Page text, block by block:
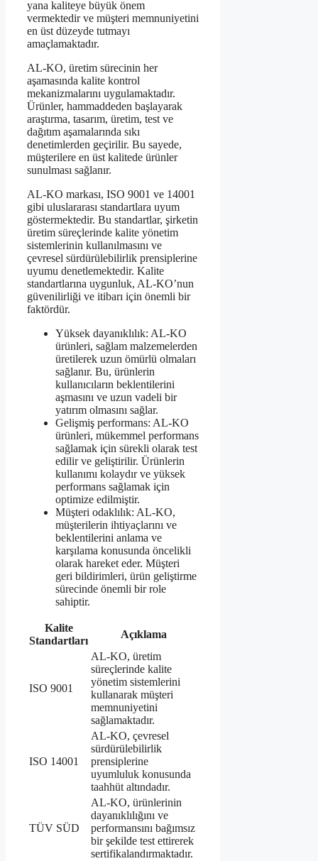
yana kaliteye büyük önem
vermektedir ve müşteri memnuniyetini
en üst düzeyde tutmayı
amaçlamaktadır.
AL-KO, üretim sürecinin her
aşamasında kalite kontrol
mekanizmalarını uygulamaktadır.
Ürünler, hammaddeden başlayarak
araştırma, tasarım, üretim, test ve
dağıtım aşamalarında sıkı
denetimlerden geçirilir. Bu sayede,
müşterilere en üst kalitede ürünler
sunulması sağlanır.
AL-KO markası, ISO 9001 ve 14001
gibi uluslararası standartlara uyum
göstermektedir. Bu standartlar, şirketin
üretim süreçlerinde kalite yönetim
sistemlerinin kullanılmasını ve
çevresel sürdürülebilirlik prensiplerine
uyumu denetlemektedir. Kalite
standartlarına uygunluk, AL-KO’nun
güvenilirliği ve itibarı için önemli bir
faktördür.
Yüksek dayanıklılık: AL-KO
ürünleri, sağlam malzemelerden
üretilerek uzun ömürlü olmaları
sağlanır. Bu, ürünlerin
kullanıcıların beklentilerini
aşmasını ve uzun vadeli bir
yatırım olmasını sağlar.
Gelişmiş performans: AL-KO
ürünleri, mükemmel performans
sağlamak için sürekli olarak test
edilir ve geliştirilir. Ürünlerin
kullanımı kolaydır ve yüksek
performans sağlamak için
optimize edilmiştir.
Müşteri odaklılık: AL-KO,
müşterilerin ihtiyaçlarını ve
beklentilerini anlama ve
karşılama konusunda öncelikli
olarak hareket eder. Müşteri
geri bildirimleri, ürün geliştirme
sürecinde önemli bir role
sahiptir.
Kalite
Standartları
Açıklama
ISO 9001
AL-KO, üretim
süreçlerinde kalite
yönetim sistemlerini
kullanarak müşteri
memnuniyetini
sağlamaktadır.
ISO 14001
AL-KO, çevresel
sürdürülebilirlik
prensiplerine
uyumluluk konusunda
taahhüt altındadır.
TÜV SÜD
AL-KO, ürünlerinin
dayanıklılığını ve
performansını bağımsız
bir şekilde test ettirerek
sertifikalandırmaktadır.